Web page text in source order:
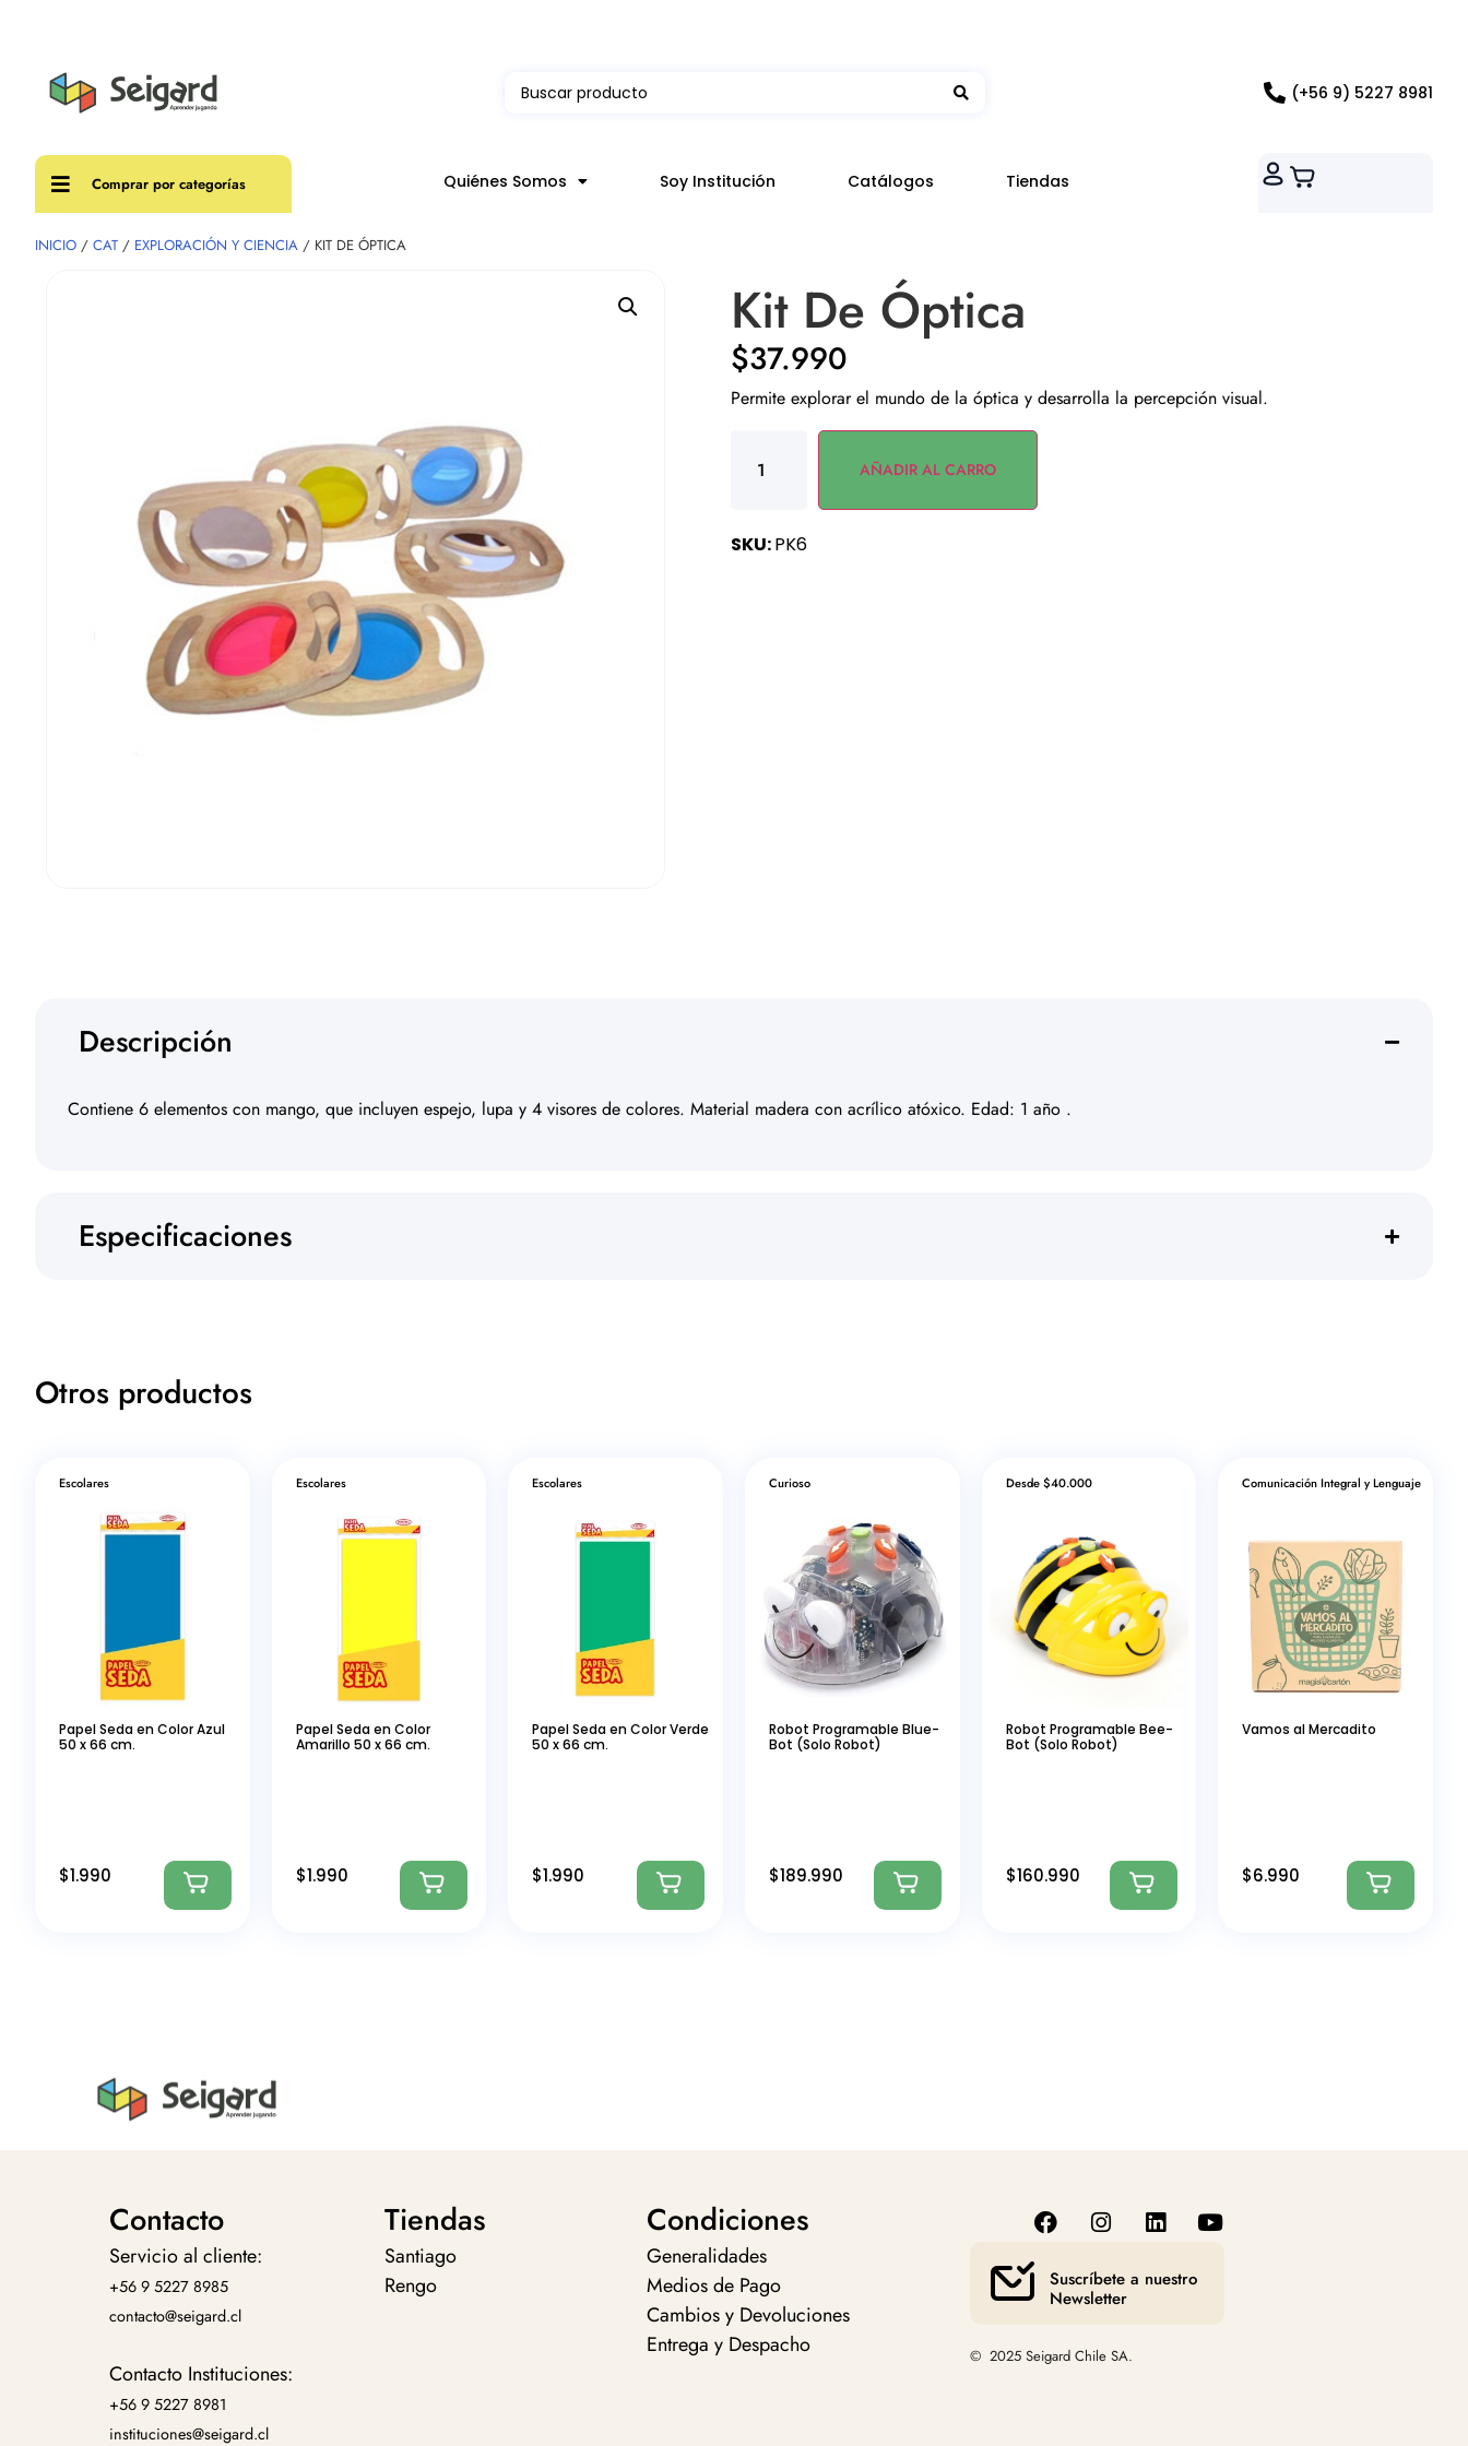
(+56 9) 5227 8981
Comprar por categorías Quiénes Somos Soy Institución Catálogos Tiendas
INICIO / CAT / EXPLORACIÓN Y CIENCIA / KIT DE ÓPTICA
Kit De Óptica
$37.990
Permite explorar el mundo de la óptica y desarrolla la percepción visual.
AÑADIR AL CARRO
SKU:PK6
Descripción
Contiene 6 elementos con mango, que incluyen espejo, lupa y 4 visores de colores. Material madera con acrílico atóxico. Edad: 1 año .
Especificaciones
Otros productos
Escolares
Papel Seda en Color Azul
50 x 66 cm.
$1.990
Escolares
Papel Seda en Color
Amarillo 50 x 66 cm.
$1.990
Escolares
Papel Seda en Color Verde
50 x 66 cm.
$1.990
Curioso
Robot Programable Blue-
Bot (Solo Robot)
$189.990
Desde $40.000
Robot Programable Bee-
Bot (Solo Robot)
$160.990
Comunicación Integral y Lenguaje
Vamos al Mercadito
$6.990
Contacto
Servicio al cliente:
+56 9 5227 8985
contacto@seigard.cl
Contacto Instituciones:
+56 9 5227 8981
instituciones@seigard.cl
Tiendas
Santiago
Rengo
Condiciones
Generalidades
Medios de Pago
Cambios y Devoluciones
Entrega y Despacho
Suscríbete a nuestro
Newsletter
© 2025 Seigard Chile SA.